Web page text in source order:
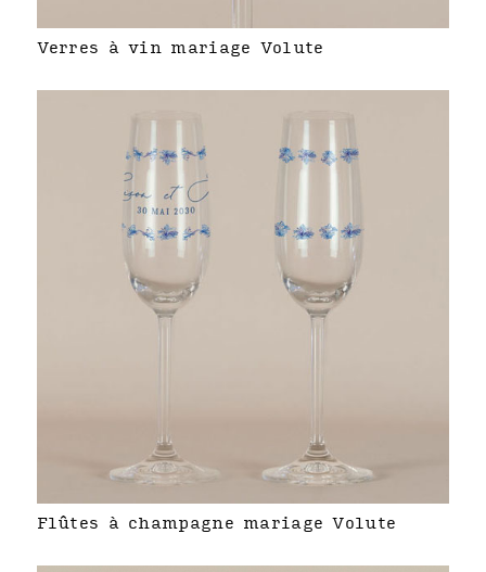
Verres à vin mariage Volute
Flûtes à champagne mariage Volute